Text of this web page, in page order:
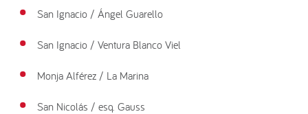
San Ignacio / Ángel Guarello
San Ignacio / Ventura Blanco Viel
Monja Alférez / La Marina
San Nicolás / esq. Gauss